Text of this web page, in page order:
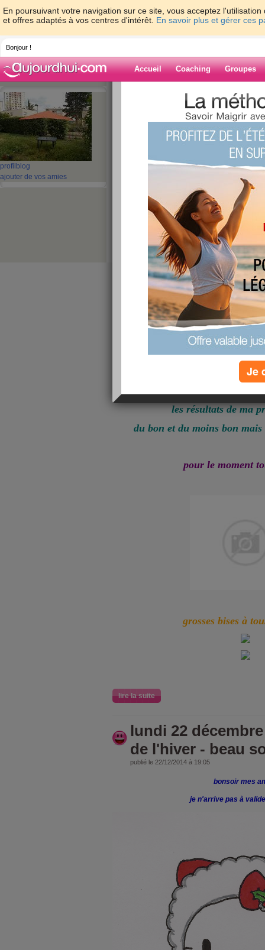
En poursuivant votre navigation sur ce site, vous acceptez
et offres adaptés à vos centres d'intérêt. En savoir plus et gérer ces
Bonjour !
Accueil Coaching Groupes
profil blog
ajouter de vos amies
> lindat555666
Blog de
21 - 30 31 - 40 41 - 50 51 -
‹ Préc. 21 22 23 24 25
mercredi 24
publié le 24/12/2014 à 15:34
bonjour mes
je vous souhaite une
et une très bonne fin de
amis
les résultats de ma
du bon et du moins bon
pour le moment
grosses bises à
lire la suite
lundi 22
de l'hiver - beau
publié le 22/12/2014 à 19:05
bonsoir mes
je n'arrive pas à
Je